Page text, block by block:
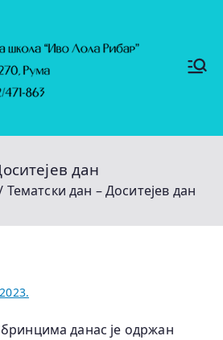
Основ
Лола
https://
vanje-
nastavl
jaju-
дан
Тематски дан – Доситејев дан
данас је одржан